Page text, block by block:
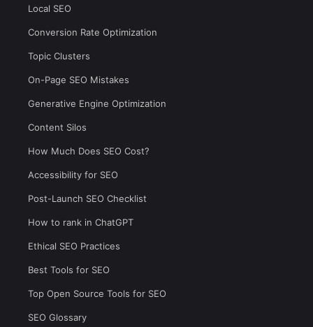
Local SEO
Conversion Rate Optimization
Topic Clusters
On-Page SEO Mistakes
Generative Engine Optimization
Content Silos
How Much Does SEO Cost?
Accessibility for SEO
Post-Launch SEO Checklist
How to rank in ChatGPT
Ethical SEO Practices
Best Tools for SEO
Top Open Source Tools for SEO
SEO Glossary